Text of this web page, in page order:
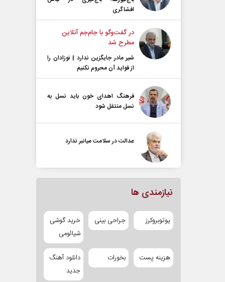
افشاگری
در گفت‌و‌گو با جام‌جم آنلاین
مطرح شد
شیر مادر جایگزین ندارد | نوزادان را
از فواید آن محروم نکنیم
فرهنگ اهدای خون باید نسل به
نسل منتقل شود
عدالت در سلامت میانبر ندارد
نیازمندی ها
یوتوبروکرز جراحی بینی
خرید گوشی
شیائومی
هزینه پست بخورات
دانلود آهنگ
جدید